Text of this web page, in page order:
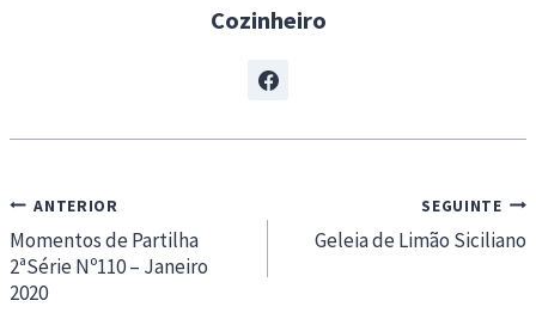
Cozinheiro
Navegação
de
artigos
ANTERIOR
Momentos de Partilha
2ªSérie Nº110 – Janeiro
2020
SEGUINTE
Geleia de Limão Siciliano